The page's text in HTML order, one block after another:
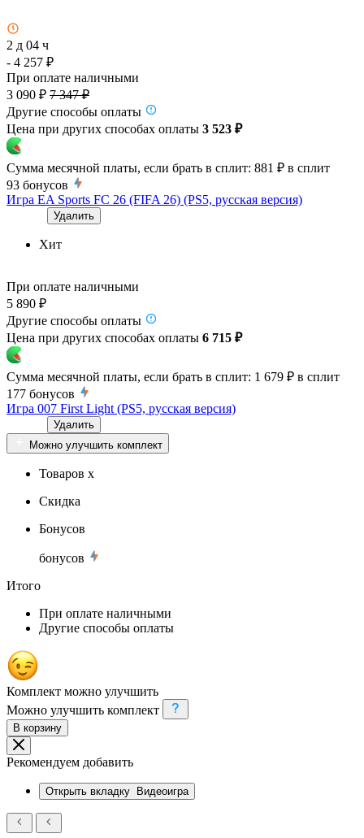
2 д 04 ч
- 4 257 ₽
При оплате наличными
3 090 ₽ 7 347 ₽
Другие способы оплаты
Цена при других способах оплаты 3 523 ₽
Сумма месячной платы, если брать в сплит: 881 ₽ в сплит
93 бонусов
Игра EA Sports FC 26 (FIFA 26) (PS5, русская версия)
Удалить
Хит
При оплате наличными
5 890 ₽
Другие способы оплаты
Цена при других способах оплаты 6 715 ₽
Сумма месячной платы, если брать в сплит: 1 679 ₽ в сплит
177 бонусов
Игра 007 First Light (PS5, русская версия)
Удалить
Можно улучшить комплект
Товаров x
Скидка
Бонусов
бонусов
Итого
При оплате наличными
Другие способы оплаты
Комплект можно улучшить
Можно улучшить комплект
В корзину
Рекомендуем добавить
Открыть вкладку Видеоигра